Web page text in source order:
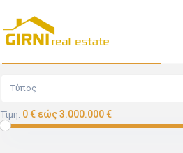
Τύπος
Τίμη: 0 € εώς 3.000.000 €